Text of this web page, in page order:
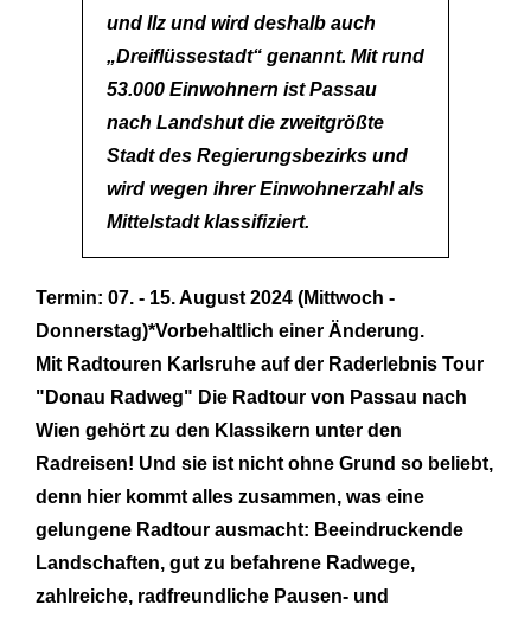
und Ilz und wird deshalb auch
„Dreiflüssestadt“ genannt. Mit rund
53.000 Einwohnern ist Passau
nach Landshut die zweitgrößte
Stadt des Regierungsbezirks und
wird wegen ihrer Einwohnerzahl als
Mittelstadt klassifiziert.
Termin: 07. - 15. August 2024 (Mittwoch -
Donnerstag)*Vorbehaltlich einer Änderung.
Mit Radtouren Karlsruhe auf der Raderlebnis Tour
"Donau Radweg" Die Radtour von Passau nach
Wien gehört zu den Klassikern unter den
Radreisen! Und sie ist nicht ohne Grund so beliebt,
denn hier kommt alles zusammen, was eine
gelungene Radtour ausmacht: Beeindruckende
Landschaften, gut zu befahrene Radwege,
zahlreiche, radfreundliche Pausen- und